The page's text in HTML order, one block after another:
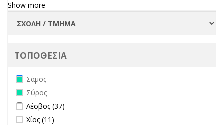
Show more
ΤΟΠΟΘΕΣΙΑ
Remove Σάμος filter
Σάμος
Remove Σύρος filter
Σύρος
Apply Λέσβος filter
Λέσβος (37)
Apply Χίος filter
Χίος (11)